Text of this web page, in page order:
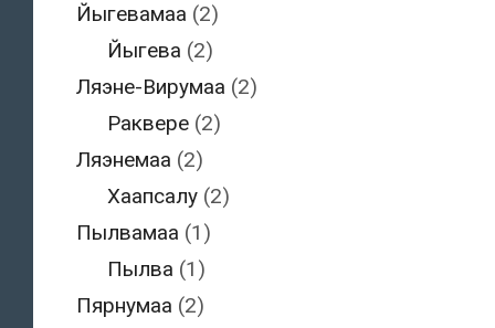
Йыгевамаа (2)
Йыгева (2)
Ляэне-Вирумаа (2)
Раквере (2)
Ляэнемаа (2)
Хаапсалу (2)
Пылвамаа (1)
Пылва (1)
Пярнумаа (2)